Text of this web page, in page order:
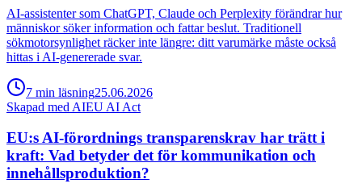
AI-assistenter som ChatGPT, Claude och Perplexity förändrar hur
människor söker information och fattar beslut. Traditionell
sökmotorsynlighet räcker inte längre: ditt varumärke måste också
hittas i AI-genererade svar.
7 min läsning25.06.2026
Skapad med AIEU AI Act
EU:s AI-förordnings transparenskrav har trätt i
kraft: Vad betyder det för kommunikation och
innehållsproduktion?